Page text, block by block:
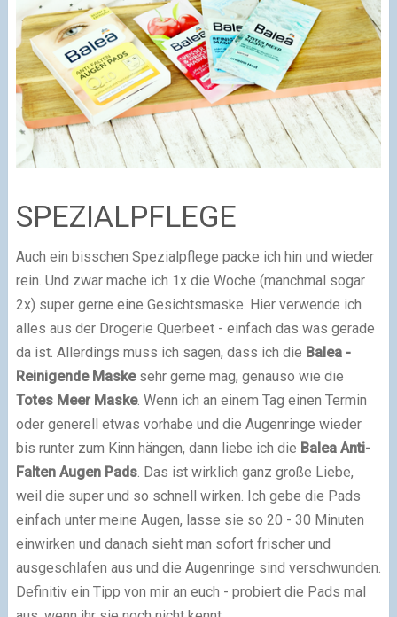
SPEZIALPFLEGE
Auch ein bisschen Spezialpflege packe ich hin und wieder
rein. Und zwar mache ich 1x die Woche (manchmal sogar
2x) super gerne eine Gesichtsmaske. Hier verwende ich
alles aus der Drogerie Querbeet - einfach das was gerade
da ist. Allerdings muss ich sagen, dass ich die Balea -
Reinigende Maskesehr gerne mag, genauso wie die
Totes Meer Maske. Wenn ich an einem Tag einen Termin
oder generell etwas vorhabe und die Augenringe wieder
bis runter zum Kinn hängen, dann liebe ich die Balea Anti-
Falten Augen Pads. Das ist wirklich ganz große Liebe,
weil die super und so schnell wirken. Ich gebe die Pads
einfach unter meine Augen, lasse sie so 20 - 30 Minuten
einwirken und danach sieht man sofort frischer und
ausgeschlafen aus und die Augenringe sind verschwunden.
Definitiv ein Tipp von mir an euch - probiert die Pads mal